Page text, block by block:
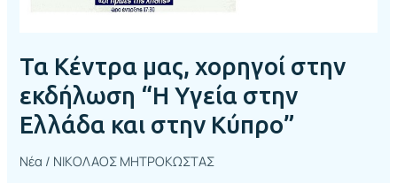
Τα Κέντρα μας, χορηγοί στην
εκδήλωση “Η Υγεία στην
Ελλάδα και στην Κύπρο”
Νέα / ΝΙΚΟΛΑΟΣ ΜΗΤΡΟΚΩΣΤΑΣ